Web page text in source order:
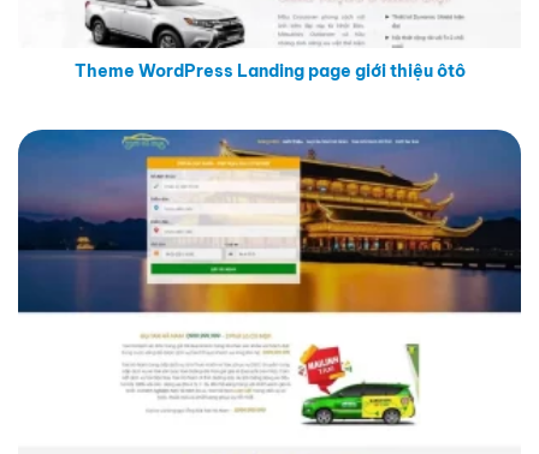
Theme WordPress Landing page giới thiệu ôtô